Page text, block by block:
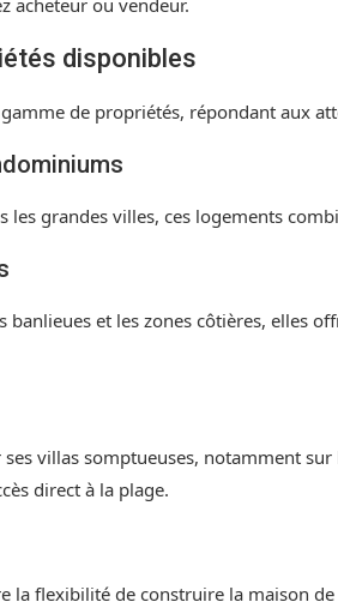
acheteur ou vendeur.
disponibles
de propriétés, répondant aux
les grandes villes, ces logements
et les zones côtières, elles
villas somptueuses, notamment
direct à la plage.
la flexibilité de construire la maison